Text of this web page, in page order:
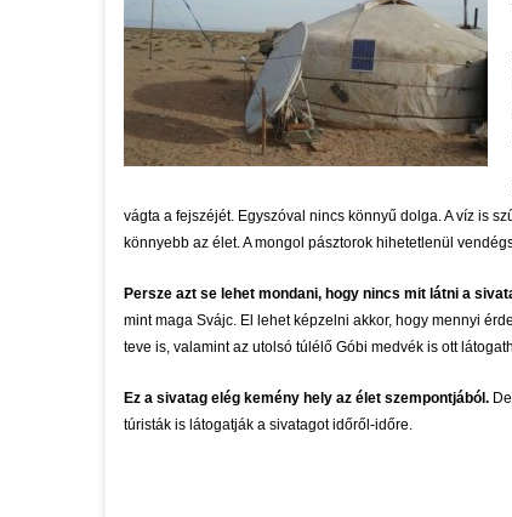
vágta a fejszéjét. Egyszóval nincs könnyű dolga. A víz is
könnyebb az élet. A mongol pásztorok hihetetlenül
Persze azt se lehet mondani, hogy nincs mit látni a
mint maga Svájc. El lehet képzelni akkor, hogy mennyi
teve is, valamint az utolsó túlélő Góbi medvék is ott
Ez a sivatag elég kemény hely az élet szempontjából.
túristák is látogatják a sivatagot időről-időre.